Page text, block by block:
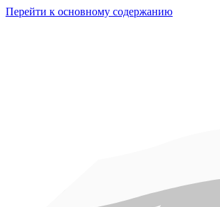
Перейти к основному содержанию